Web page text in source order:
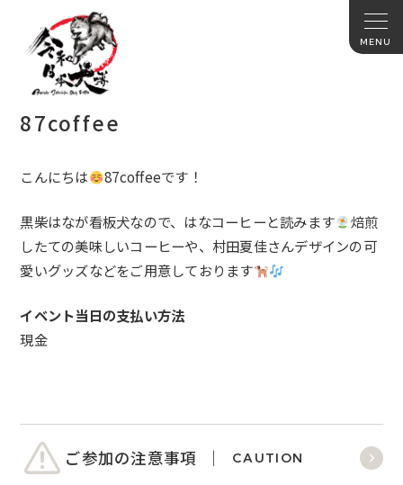
87coffee
こんにちは 87coffeeです！
黒柴はなが看板犬なので、はなコーヒーと読みます
焙煎
したての美味しいコーヒーや、村田夏佳さんデザインの可
愛いグッズなどをご用意しております
イベント当日の支払い方法
現金
ご参加の注意事項 CAUTION